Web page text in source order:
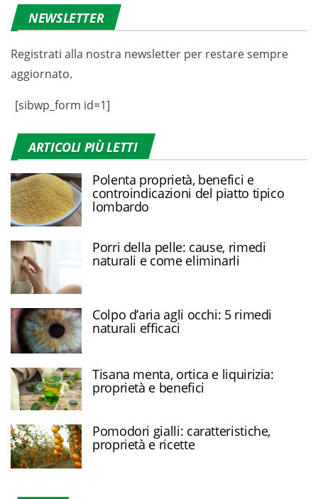
NEWSLETTER
Registrati alla nostra newsletter per restare sempre
aggiornato.
[sibwp_form id=1]
ARTICOLI PIÙ LETTI
Polenta proprietà, benefici e
controindicazioni del piatto tipico
lombardo
Porri della pelle: cause, rimedi
naturali e come eliminarli
Colpo d’aria agli occhi: 5 rimedi
naturali efficaci
Tisana menta, ortica e liquirizia:
proprietà e benefici
Pomodori gialli: caratteristiche,
proprietà e ricette